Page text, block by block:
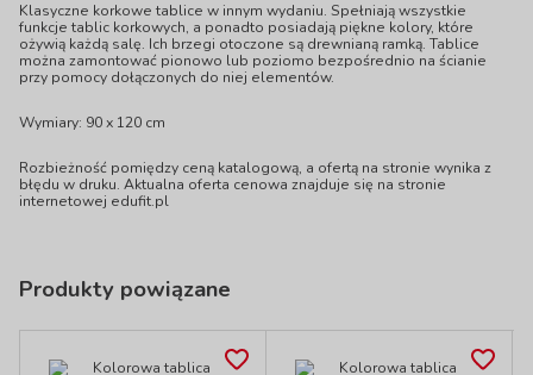
Klasyczne korkowe tablice w innym wydaniu. Spełniają wszystkie
funkcje tablic korkowych, a ponadto posiadają piękne kolory, które
ożywią każdą salę. Ich brzegi otoczone są drewnianą ramką. Tablice
można zamontować pionowo lub poziomo bezpośrednio na ścianie
przy pomocy dołączonych do niej elementów.
Wymiary: 90 x 120 cm
Rozbieżność pomiędzy ceną katalogową, a ofertą na stronie wynika z
błędu w druku. Aktualna oferta cenowa znajduje się na stronie
internetowej edufit.pl
Produkty powiązane